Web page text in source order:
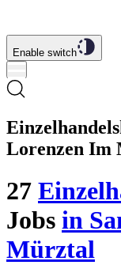
Enable switch
Lorenzen Im
27
Jobs in
Mürztal